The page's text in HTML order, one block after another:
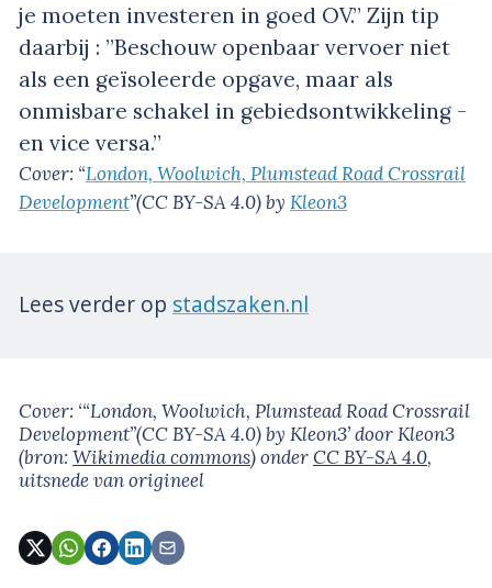
je moeten investeren in goed OV.” Zijn tip
daarbij : ”Beschouw openbaar vervoer niet
als een geïsoleerde opgave, maar als
onmisbare schakel in gebiedsontwikkeling -
en vice versa.”
Cover: “London, Woolwich, Plumstead Road Crossrail
Development”(CC BY-SA 4.0) by Kleon3
Lees verder op stadszaken.nl
Cover: ‘“London, Woolwich, Plumstead Road Crossrail
Development”(CC BY-SA 4.0) by Kleon3’door Kleon3
(bron: Wikimedia commons)onderCC BY-SA 4.0,
uitsnede van origineel